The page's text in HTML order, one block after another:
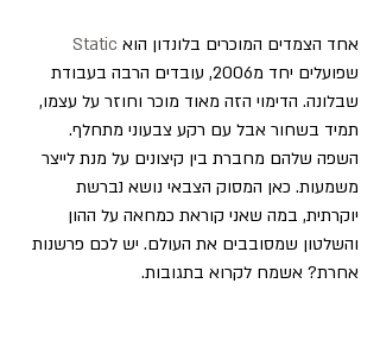
אחד הצמדים המוכרים בלונדון הוא Static
שפועלים יחד מ2006, עובדים הרבה בעבודת
שבלונה. הדימוי הזה מאוד מוכר וחוזר על עצמו,
תמיד בשחור אבל עם רקע צבעוני מתחלף.
השפה שלהם מחברת בין קיצונים על מנת לייצר
משמעות. כאן המסוק הצבאי נושא נברשת
יוקרתית, במה שאני קוראת כמחאה על ההון
והשלטון שמסובבים את העולם. יש לכם פרשנות
אחרת? אשמח לקרוא בתגובות.